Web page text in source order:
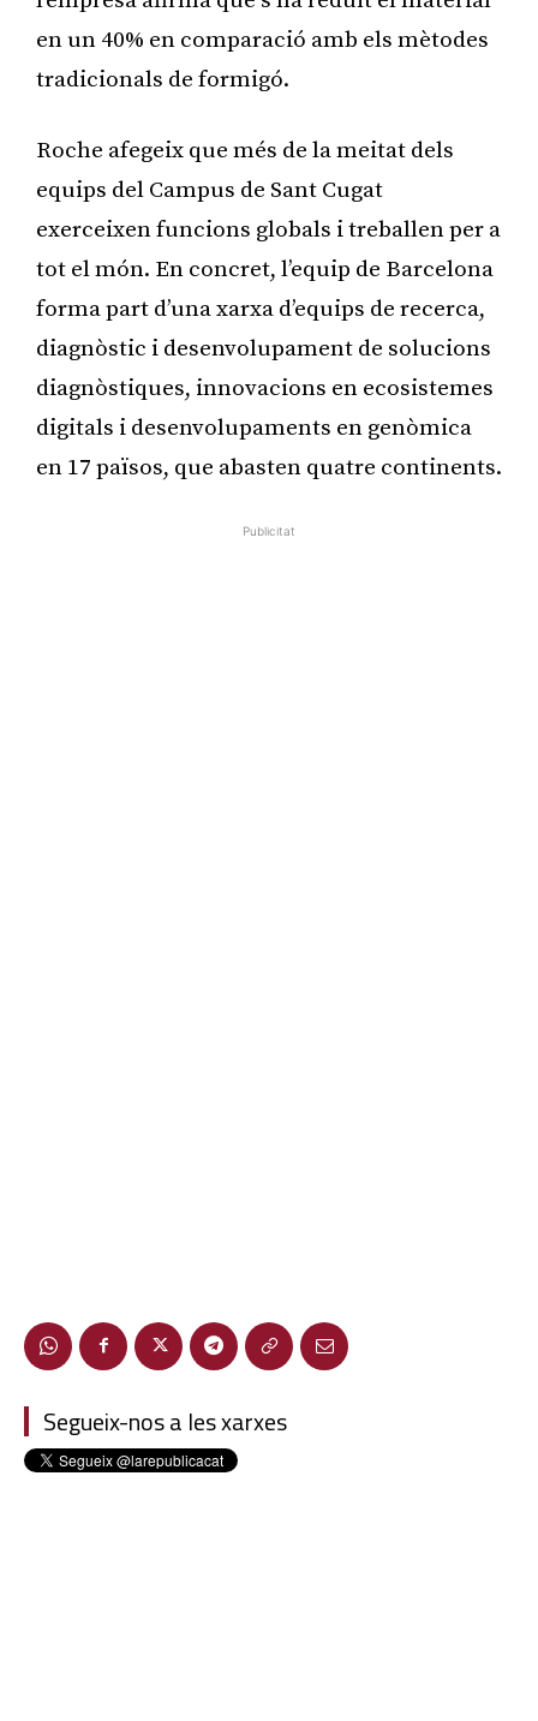
en un 40% en comparació amb els mètodes
tradicionals de formigó.
Roche afegeix que més de la meitat dels
equips del Campus de Sant Cugat
exerceixen funcions globals i treballen per a
tot el món. En concret, l’equip de Barcelona
forma part d’una xarxa d’equips de recerca,
diagnòstic i desenvolupament de solucions
diagnòstiques, innovacions en ecosistemes
digitals i desenvolupaments en genòmica
en 17 països, que abasten quatre continents.
Publicitat
Segueix-nos a les xarxes